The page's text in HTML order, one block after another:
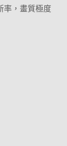
率，畫質極度